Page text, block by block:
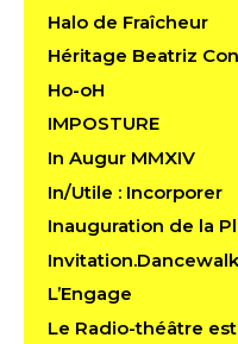
Halo de Fraîcheur
Héritage Beatriz
Ho-oH
IMPOSTURE
In Augur MMXIV
In/Utile : Incorporer
Inauguration de la
Invitation.Dancewalk
L’Engage
Le Radio-théâtre